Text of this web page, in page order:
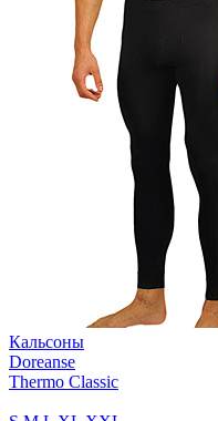
Кальсоны
Doreanse
Thermo Classic